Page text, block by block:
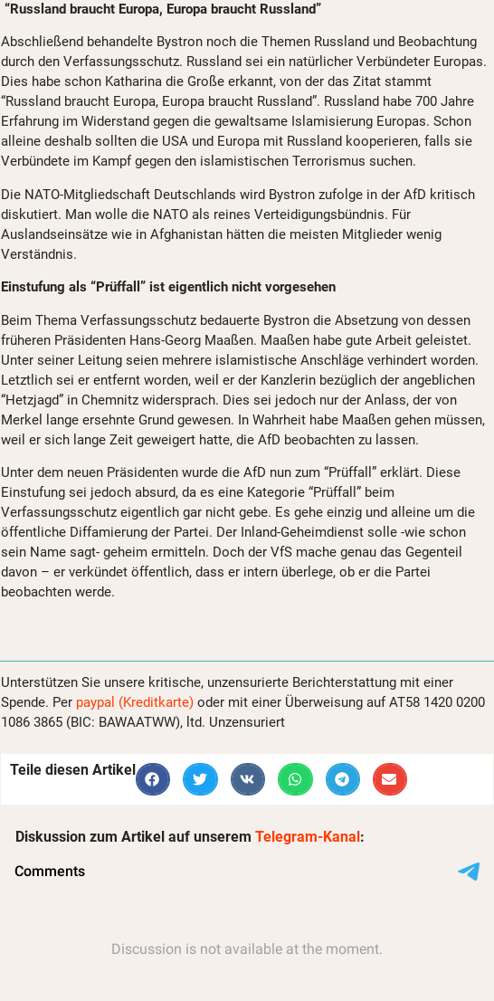
“Russland braucht Europa, Europa braucht Russland”
Abschließend behandelte Bystron noch die Themen Russland und Beobachtung
durch den Verfassungsschutz. Russland sei ein natürlicher Verbündeter Europas.
Dies habe schon Katharina die Große erkannt, von der das Zitat stammt
“Russland braucht Europa, Europa braucht Russland”. Russland habe 700 Jahre
Erfahrung im Widerstand gegen die gewaltsame Islamisierung Europas. Schon
alleine deshalb sollten die USA und Europa mit Russland kooperieren, falls sie
Verbündete im Kampf gegen den islamistischen Terrorismus suchen.
Die NATO-Mitgliedschaft Deutschlands wird Bystron zufolge in der AfD kritisch
diskutiert. Man wolle die NATO als reines Verteidigungsbündnis. Für
Auslandseinsätze wie in Afghanistan hätten die meisten Mitglieder wenig
Verständnis.
Einstufung als “Prüffall” ist eigentlich nicht vorgesehen
Beim Thema Verfassungsschutz bedauerte Bystron die Absetzung von dessen
früheren Präsidenten Hans-Georg Maaßen. Maaßen habe gute Arbeit geleistet.
Unter seiner Leitung seien mehrere islamistische Anschläge verhindert worden.
Letztlich sei er entfernt worden, weil er der Kanzlerin bezüglich der angeblichen
“Hetzjagd” in Chemnitz widersprach. Dies sei jedoch nur der Anlass, der von
Merkel lange ersehnte Grund gewesen. In Wahrheit habe Maaßen gehen müssen,
weil er sich lange Zeit geweigert hatte, die AfD beobachten zu lassen.
Unter dem neuen Präsidenten wurde die AfD nun zum “Prüffall” erklärt. Diese
Einstufung sei jedoch absurd, da es eine Kategorie “Prüffall” beim
Verfassungsschutz eigentlich gar nicht gebe. Es gehe einzig und alleine um die
öffentliche Diffamierung der Partei. Der Inland-Geheimdienst solle -wie schon
sein Name sagt- geheim ermitteln. Doch der VfS mache genau das Gegenteil
davon – er verkündet öffentlich, dass er intern überlege, ob er die Partei
beobachten werde.
Unterstützen Sie unsere kritische, unzensurierte Berichterstattung mit einer
Spende. Per paypal (Kreditkarte) oder mit einer Überweisung auf AT58 1420 0200
1086 3865 (BIC: BAWAATWW), ltd. Unzensuriert
Teile diesen Artikel
Diskussion zum Artikel auf unserem Telegram-Kanal: